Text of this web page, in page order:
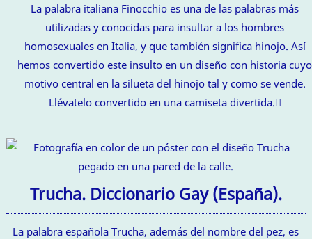
La palabra italiana Finocchio es una de las palabras más
utilizadas y conocidas para insultar a los hombres
homosexuales en Italia, y que también significa hinojo. Así
hemos convertido este insulto en un diseño con historia cuyo
motivo central en la silueta del hinojo tal y como se vende.
Llévatelo convertido en una camiseta divertida.
Trucha. Diccionario Gay (España).
La palabra española Trucha, además del nombre del pez, es